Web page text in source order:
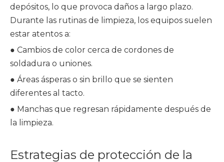
depósitos, lo que provoca daños a largo plazo.
Durante las rutinas de limpieza, los equipos suelen
estar atentos a:
● Cambios de color cerca de cordones de
soldadura o uniones.
● Áreas ásperas o sin brillo que se sienten
diferentes al tacto.
● Manchas que regresan rápidamente después de
la limpieza.
Estrategias de protección de la